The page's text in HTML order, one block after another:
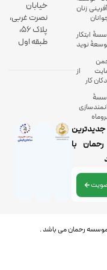
زنان
ابتکار
نوید
از
کار
خیابان
نصرت غربی،
پلاک 56،
طبقه اول
رحمان با
رحمان می باشد .